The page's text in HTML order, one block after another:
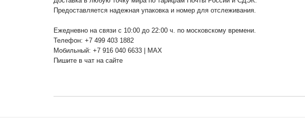
Предоставляется надежная упаковка и номер для отслеживания.
Ежедневно на связи с 10:00 до 22:00 ч. по московскому времени.
Телефон: +7 499 403 1882
Мобильный: +7 916 040 6633 | MAX
Пишите в чат на сайте